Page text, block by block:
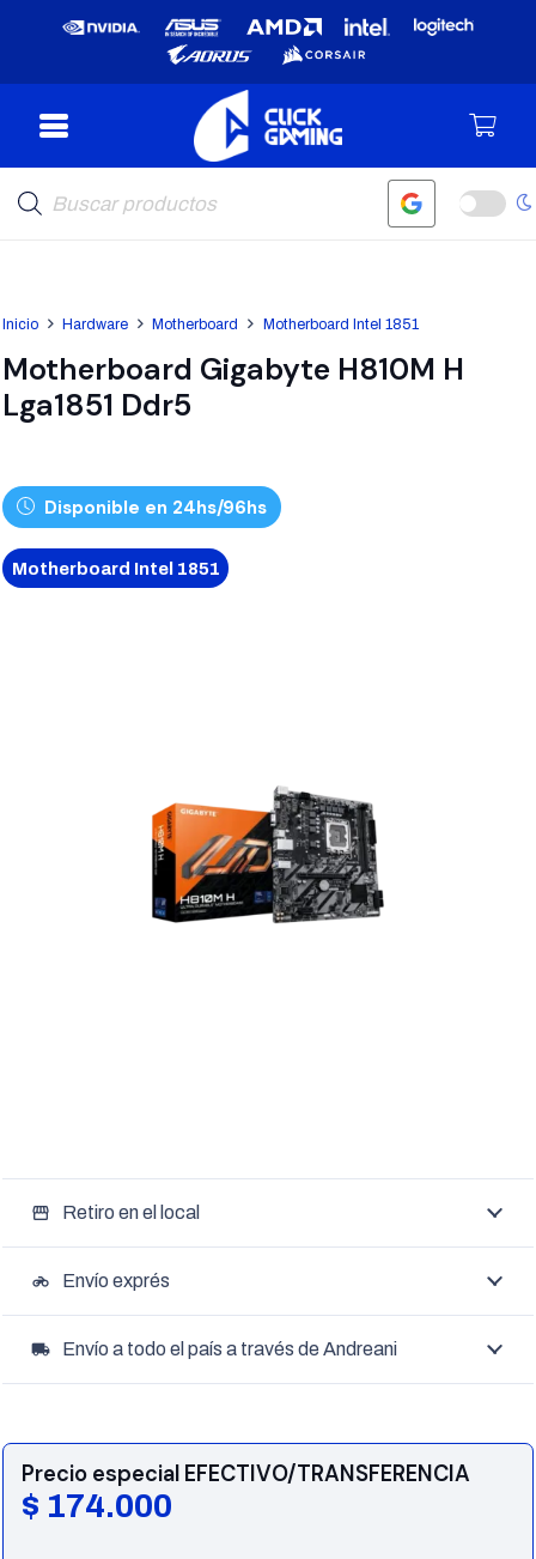
de
productos
Inicio Hardware Motherboard Motherboard Intel 1851
Motherboard Gigabyte H810M H
Lga1851 Ddr5
Disponible en 24hs/96hs
Motherboard Intel 1851
storefront Retiro en el local
motorcycle Envío exprés
local_shipping Envío a todo el país a través de Andreani
Precio especial EFECTIVO/TRANSFERENCIA
$ 174.000